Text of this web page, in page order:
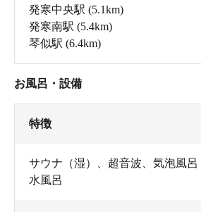
発寒中央駅 (5.1km)
発寒南駅 (5.4km)
琴似駅 (6.4km)
お風呂・設備
特徴
サウナ（湿）、超音波、気泡風呂
水風呂